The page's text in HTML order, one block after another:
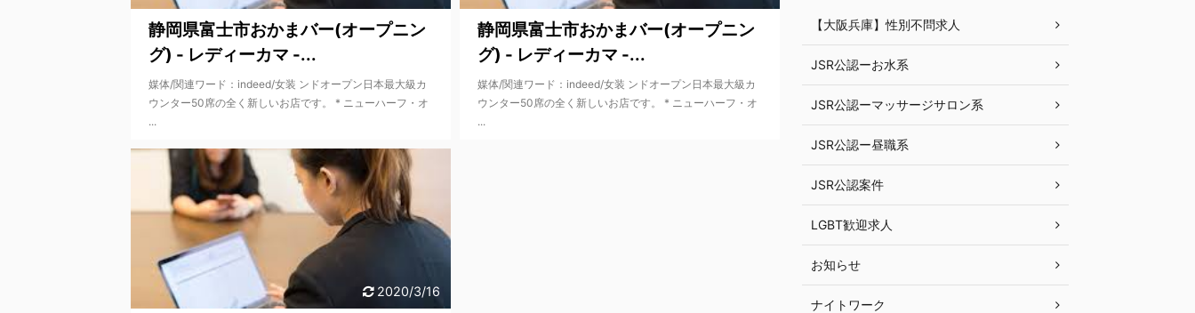
静岡県富士市おかまバー(オープニン
グ) - レディーカマ -...
媒体/関連ワード：indeed/女装 ンドオープン日本最大級カ
ウンター50席の全く新しいお店です。 * ニューハーフ・オ
...
静岡県富士市おかまバー(オープニン
グ) - レディーカマ -...
媒体/関連ワード：indeed/女装 ンドオープン日本最大級カ
ウンター50席の全く新しいお店です。 * ニューハーフ・オ
...
2020/3/16
【大阪兵庫】性別不問求人
JSR公認ーお水系
JSR公認ーマッサージサロン系
JSR公認ー昼職系
JSR公認案件
LGBT歓迎求人
お知らせ
ナイトワーク